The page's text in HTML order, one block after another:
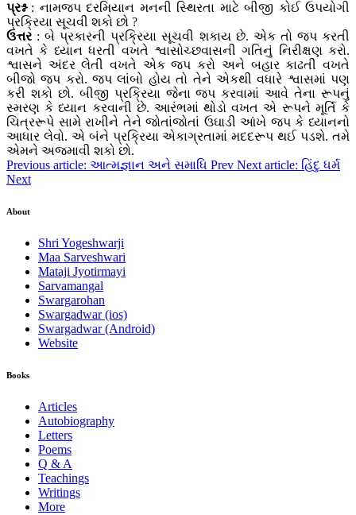
પ્રશ્ન: નામજપ દરમિયાન મનની સ્થિરતા માટે બીજી કોઈ ઉપયોગી
પ્રક્રિયા સૂચવી શકો છો ?
ઉત્તર: બે પ્રકારની પ્રક્રિયા સૂચવી શકાય છે. એક તો જપ કરતી
વખતે કે ધ્યાન ધરતી વખતે શ્વાસોચ્છવાસની ગતિનું નિરીક્ષણ કરો.
શ્વાસને અંદર લેતી વખતે એક જપ કરો અને બહાર કાઢતી વખતે
બીજો જપ કરો. જપ લાંબો હોય તો તેને એકથી વધારે શ્વાસમાં પણ
કરી શકો છો. બીજી પ્રક્રિયા જેના જપ કરવામાં આવે તેના રૂપનું
સ્મરણ કે ધ્યાન કરવાની છે. આરંભમાં થોડો વખત એ રૂપને મૂર્તિ કે
ચિત્રરૂપે સામે રાખીને તેને જોતાંજોતાં ઉઘાડી આંખે જપ કે ધ્યાનનો
આધાર લેવો. એ બંને પ્રક્રિયા એકાગ્રતામાં મદદરૂપ થઈ પડશે. તમે
એમને અજમાવી શકો છો.
Previous article: આત્મજ્ઞાન અને સમાધિ Prev Next article: હિંદુ ધર્મ
Next
About
Shri Yogeshwarji
Maa Sarveshwari
Mataji Jyotirmayi
Sarvamangal
Swargarohan
Swargadwar (ios)
Swargadwar (Android)
Website
Books
Articles
Autobiography
Letters
Poems
Q & A
Teachings
Writings
More